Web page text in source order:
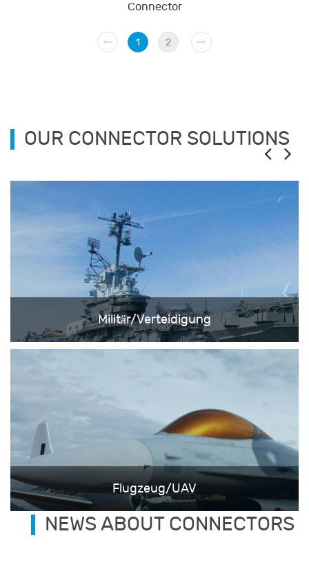
Connector
1 2
OUR CONNECTOR SOLUTIONS
Militär/Verteidigung
Flugzeug/UAV
NEWS ABOUT CONNECTORS